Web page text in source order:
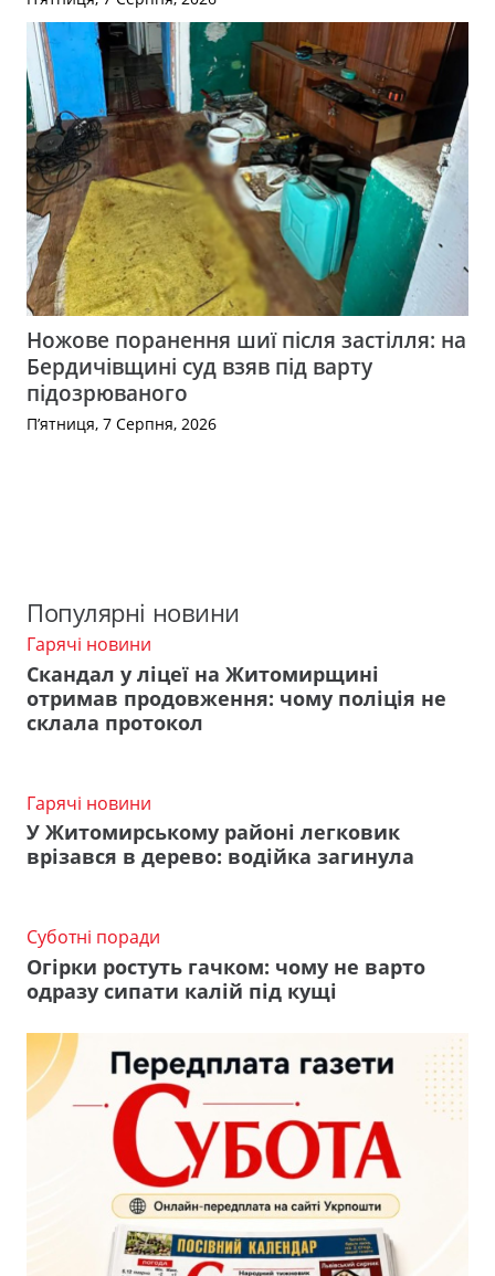
Ножове поранення шиї після застілля: на
Бердичівщині суд взяв під варту
підозрюваного
П’ятниця, 7 Серпня, 2026
Популярні новини
Гарячі новини
Скандал у ліцеї на Житомирщині
отримав продовження: чому поліція не
склала протокол
Гарячі новини
У Житомирському районі легковик
врізався в дерево: водійка загинула
Суботні поради
Огірки ростуть гачком: чому не варто
одразу сипати калій під кущі